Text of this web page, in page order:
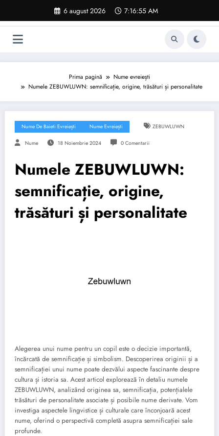
conținut
6 august 2026 7:16:56 AM
Prima pagină
Nume evreiești
Numele ZEBUWLUWN: semnificație, origine, trăsături și personalitate
Nume De Baieti Evreiești Nume Evreiești ZEBUWLUWN
Nume 18 Noiembrie 2024 0 Comentarii
Numele ZEBUWLUWN:
semnificație, origine,
trăsături și personalitate
Alegerea unui nume pentru un copil este o decizie importantă,
încărcată de semnificație și simbolism. Descoperirea originii și a
semnificației unui nume poate dezvălui aspecte fascinante despre
cultura și istoria sa. Acest articol explorează în detaliu numele
ZEBUWLUWN, analizând originea sa, semnificația, potențialele
trăsături de personalitate asociate și posibile nume derivate. Vom
investiga aspectele lingvistice și culturale care înconjoară acest
nume, oferind o perspectivă completă asupra semnificației sale
profunde.